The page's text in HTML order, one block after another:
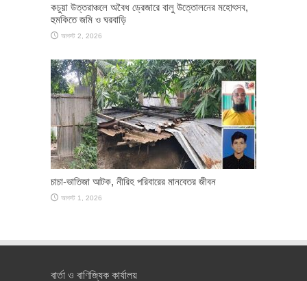
কচুয়া উত্তরাঞ্চলে অবৈধ ড্রেজারে বালু উত্তোলনের মহোৎসব,
হুমকিতে জমি ও ঘরবাড়ি
আগস্ট 2, 2026
চাচা-ভাতিজা আটক, নীরিহ পরিবারের মানবেতর জীবন
আগস্ট 1, 2026
বার্তা ও বাণিজ্যিক কার্যালয়